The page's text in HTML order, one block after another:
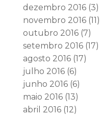
dezembro 2016(3)
novembro 2016(11)
outubro 2016(7)
setembro 2016(17)
agosto 2016(17)
julho 2016(6)
junho 2016(6)
maio 2016(13)
abril 2016(12)